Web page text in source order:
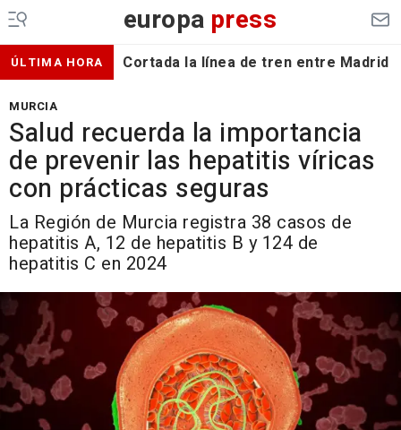
europa press
ÚLTIMA HORA Cortada la línea de tren entre Madrid
MURCIA
Salud recuerda la importancia
de prevenir las hepatitis víricas
con prácticas seguras
La Región de Murcia registra 38 casos de
hepatitis A, 12 de hepatitis B y 124 de
hepatitis C en 2024